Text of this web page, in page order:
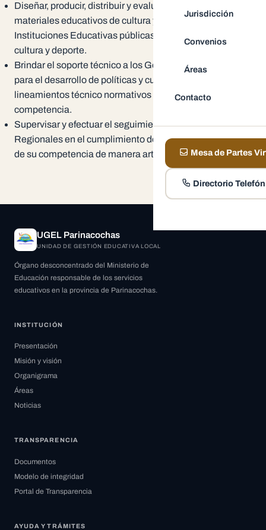
Jurisdicción
Convenios
Áreas
Contacto
Mesa de Partes
Directorio
Diseñar, producir, distribuir y evaluar el uso de los
materiales educativos de cultura y deporte a las
Instituciones Educativas públicas y organizaciones de
cultura y deporte.
Brindar el soporte técnico a los Gobiernos Regionales
para el desarrollo de políticas y cumplimiento de
lineamientos técnico normativos materia de su
competencia.
Supervisar y efectuar el seguimiento a los Gobiernos
Regionales en el cumplimiento de las acciones materia
de su competencia de manera articulada.
UGEL Parinacochas
UNIDAD DE GESTIÓN EDUCATIVA LOCAL
Órgano desconcentrado del Ministerio de
Educación responsable de los servicios
educativos en la provincia de Parinacochas.
INSTITUCIÓN
Presentación
Misión y visión
Organigrama
Áreas
Noticias
TRANSPARENCIA
Documentos
Modelo de integridad
Portal de Transparencia
AYUDA Y TRÁMITES